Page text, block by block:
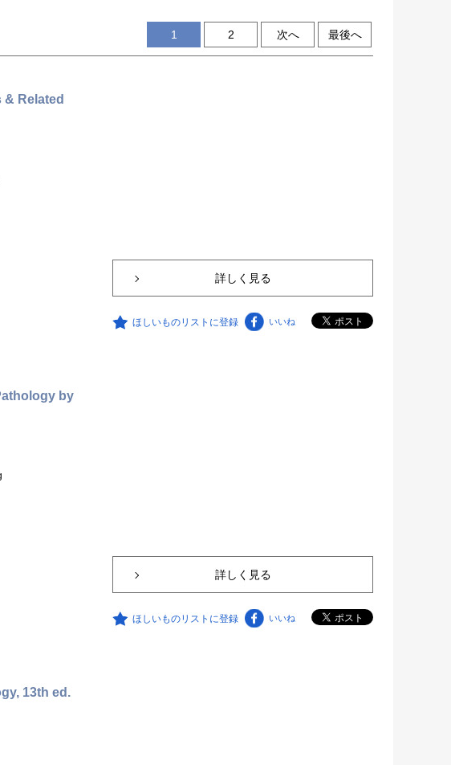
1 2 次へ 最後へ
Related
詳しく見る
ほしいものリストに登録 いいね
by
詳しく見る
ほしいものリストに登録 いいね
13th ed.